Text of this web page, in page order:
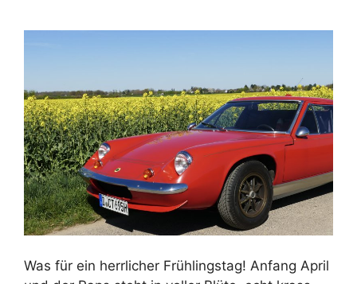
Was für ein herrlicher Frühlingstag! Anfang April